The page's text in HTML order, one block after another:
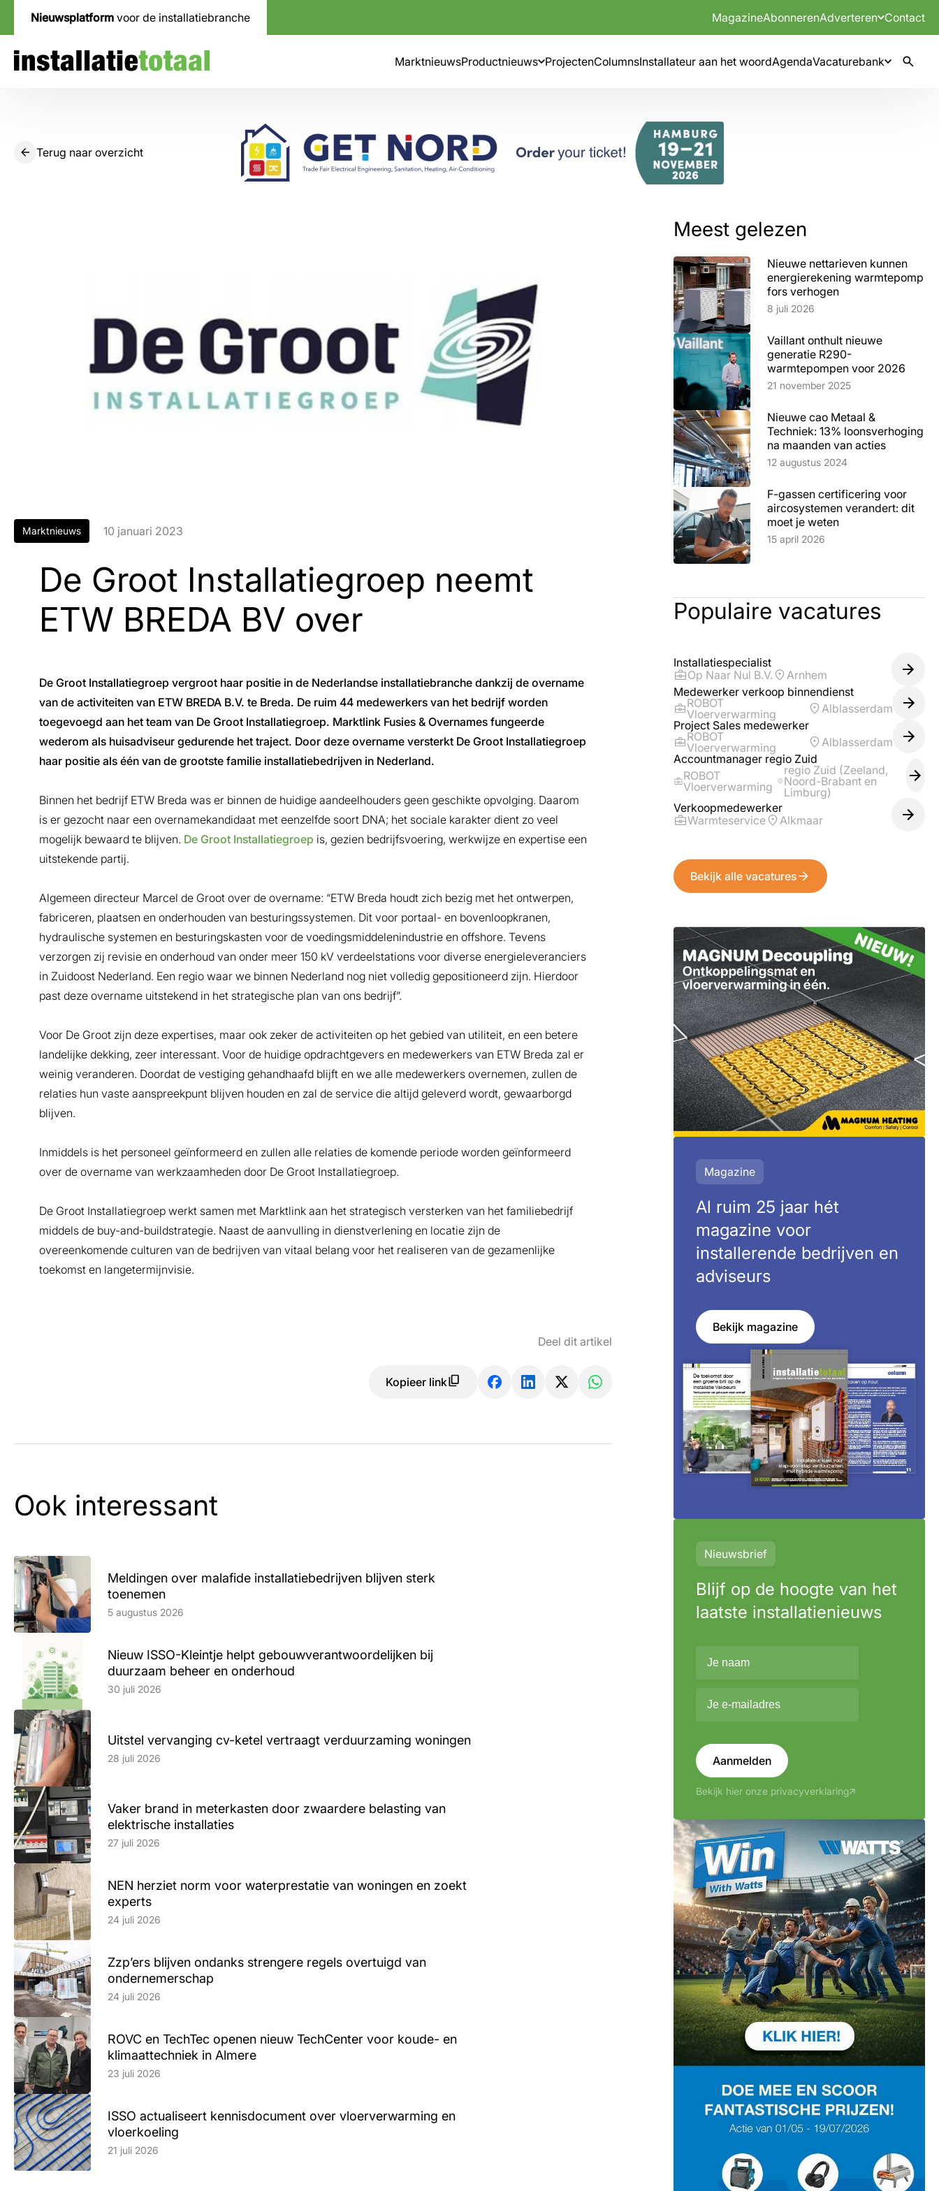
Nieuwsplatform voor de installatiebranche MagazineAbonnerenAdverteren Contact
MarktnieuwsProductnieuws ProjectenColumnsInstallateur aan het woordAgendaVacaturebank
Terug naar overzicht
Marktnieuws 10 januari 2023
De Groot Installatiegroep neemt
ETW BREDA BV over
De Groot Installatiegroep vergroot haar positie in de Nederlandse installatiebranche dankzij de overname
van de activiteiten van ETW BREDA B.V. te Breda. De ruim 44 medewerkers van het bedrijf worden
toegevoegd aan het team van De Groot Installatiegroep. Marktlink Fusies & Overnames fungeerde
wederom als huisadviseur gedurende het traject. Door deze overname versterkt De Groot Installatiegroep
haar positie als één van de grootste familie installatiebedrijven in Nederland.
Binnen het bedrijf ETW Breda was er binnen de huidige aandeelhouders geen geschikte opvolging. Daarom
is er gezocht naar een overnamekandidaat met eenzelfde soort DNA; het sociale karakter dient zo veel
mogelijk bewaard te blijven. De Groot Installatiegroep is, gezien bedrijfsvoering, werkwijze en expertise een
uitstekende partij.
Algemeen directeur Marcel de Groot over de overname: “ETW Breda houdt zich bezig met het ontwerpen,
fabriceren, plaatsen en onderhouden van besturingssystemen. Dit voor portaal- en bovenloopkranen,
hydraulische systemen en besturingskasten voor de voedingsmiddelenindustrie en offshore. Tevens
verzorgen zij revisie en onderhoud van onder meer 150 kV verdeelstations voor diverse energieleveranciers
in Zuidoost Nederland. Een regio waar we binnen Nederland nog niet volledig gepositioneerd zijn. Hierdoor
past deze overname uitstekend in het strategische plan van ons bedrijf”.
Voor De Groot zijn deze expertises, maar ook zeker de activiteiten op het gebied van utiliteit, en een betere
landelijke dekking, zeer interessant. Voor de huidige opdrachtgevers en medewerkers van ETW Breda zal er
weinig veranderen. Doordat de vestiging gehandhaafd blijft en we alle medewerkers overnemen, zullen de
relaties hun vaste aanspreekpunt blijven houden en zal de service die altijd geleverd wordt, gewaarborgd
blijven.
Inmiddels is het personeel geïnformeerd en zullen alle relaties de komende periode worden geïnformeerd
over de overname van werkzaamheden door De Groot Installatiegroep.
De Groot Installatiegroep werkt samen met Marktlink aan het strategisch versterken van het familiebedrijf
middels de buy-and-buildstrategie. Naast de aanvulling in dienstverlening en locatie zijn de
overeenkomende culturen van de bedrijven van vitaal belang voor het realiseren van de gezamenlijke
toekomst en langetermijnvisie.
Deel dit artikel
Kopieer link
Ook interessant
Meldingen over malafide installatiebedrijven blijven sterk
toenemen
Lees artikel
5 augustus 2026
Nieuw ISSO-Kleintje helpt gebouwverantwoordelijken bij
duurzaam beheer en onderhoud
Lees artikel
30 juli 2026
Uitstel vervanging cv-ketel vertraagt verduurzaming woningen
Lees artikel
28 juli 2026
Vaker brand in meterkasten door zwaardere belasting van
elektrische installaties
Lees artikel
27 juli 2026
NEN herziet norm voor waterprestatie van woningen en zoekt
experts
Lees artikel
24 juli 2026
Zzp’ers blijven ondanks strengere regels overtuigd van
ondernemerschap
Lees artikel
24 juli 2026
ROVC en TechTec openen nieuw TechCenter voor koude- en
klimaattechniek in Almere
Lees artikel
23 juli 2026
ISSO actualiseert kennisdocument over vloerverwarming en
vloerkoeling
Lees artikel
21 juli 2026
Meest gelezen
Nieuwe nettarieven kunnen
energierekening warmtepomp
fors verhogen
Lees artikel
8 juli 2026
Vaillant onthult nieuwe
generatie R290-
warmtepompen voor 2026
Lees artikel
21 november 2025
Nieuwe cao Metaal &
Techniek: 13% loonsverhoging
na maanden van acties
Lees artikel
12 augustus 2024
F-gassen certificering voor
aircosystemen verandert: dit
moet je weten
Lees artikel
15 april 2026
Populaire vacatures
Installatiespecialist
Op Naar Nul B.V.
Arnhem
Medewerker verkoop binnendienst
ROBOT
Vloerverwarming
Alblasserdam
Project Sales medewerker
ROBOT
Vloerverwarming
Alblasserdam
Accountmanager regio Zuid
ROBOT
Vloerverwarming
regio Zuid (Zeeland,
Noord-Brabant en
Limburg)
Verkoopmedewerker
Warmteservice
Alkmaar
Bekijk alle vacatures
Magazine
Al ruim 25 jaar hét
magazine voor
installerende bedrijven en
adviseurs
Bekijk magazine
Nieuwsbrief
Blijf op de hoogte van het
laatste installatienieuws
Aanmelden
Bekijk hier onze privacyverklaring